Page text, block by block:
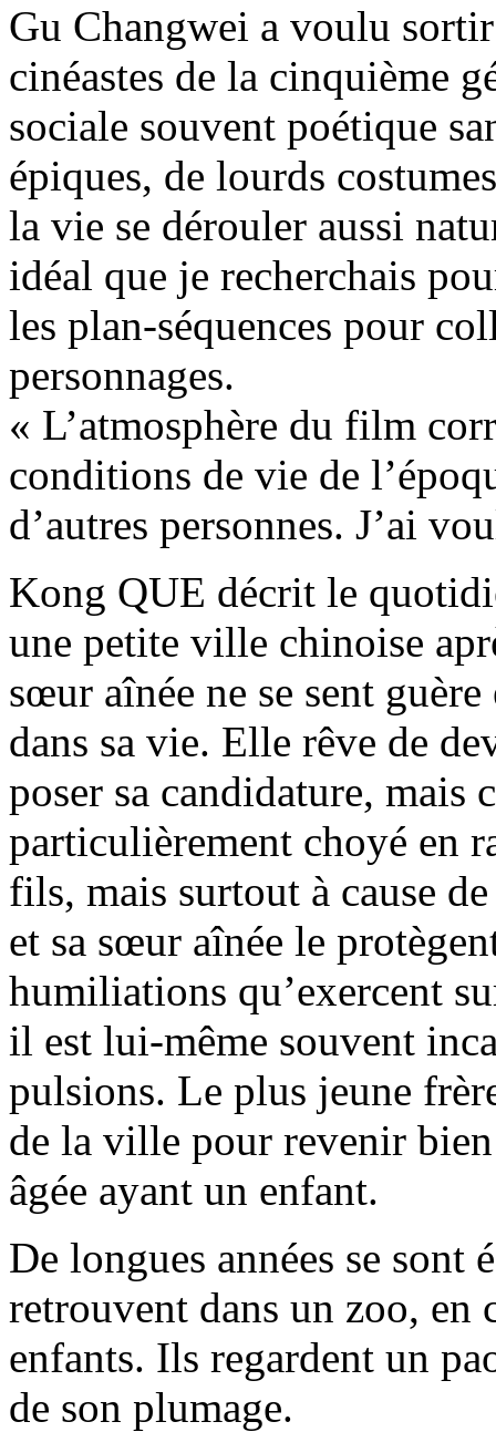
Gu Changwei a voulu
cinéastes de la cinquième
sociale souvent poétique
épiques, de lourds
la vie se dérouler aussi
idéal que je recherchais
les plan-séquences pour
personnages.
« L’atmosphère du film
conditions de vie de
d’autres personnes. J’ai
Kong QUE décrit le
une petite ville chinoise
sœur aînée ne se sent
dans sa vie. Elle rêve de
poser sa candidature, mais
particulièrement choyé en
fils, mais surtout à cause
et sa sœur aînée le
humiliations qu’exercent
il est lui-même souvent
pulsions. Le plus jeune
de la ville pour revenir
âgée ayant un enfant.
De longues années se sont
retrouvent dans un zoo, en
enfants. Ils regardent un
de son plumage.